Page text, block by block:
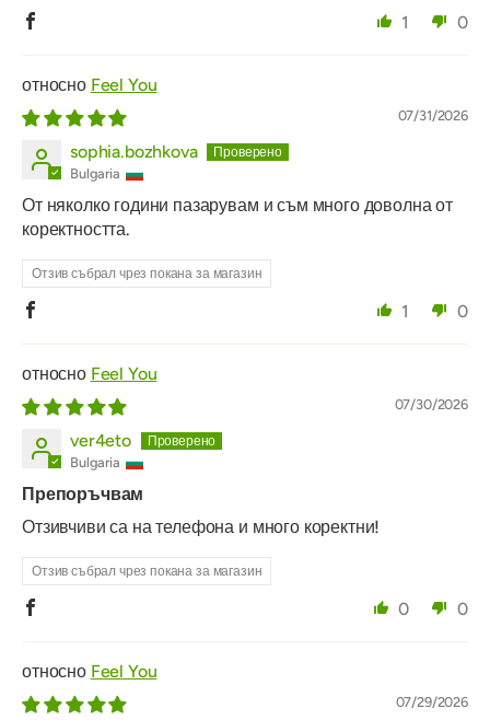
1 0
Feel You
07/31/2026
sophia.bozhkova
Bulgaria
От няколко години пазарувам и съм много доволна от
коректността.
Отзив събрал чрез покана за магазин
1 0
Feel You
07/30/2026
ver4eto
Bulgaria
Препоръчвам
Отзивчиви са на телефона и много коректни!
Отзив събрал чрез покана за магазин
0 0
Feel You
07/29/2026